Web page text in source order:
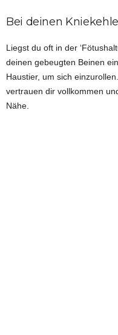
Bei deinen
Liegst du oft in der
deinen gebeugten Beinen
Haustier, um sich
vertrauen dir vollkommen
Nähe.